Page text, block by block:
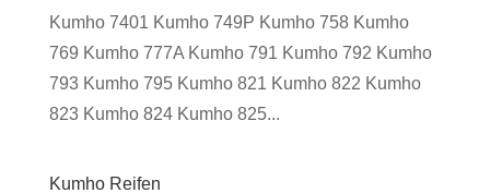
Kumho 7401 Kumho 749P Kumho 758 Kumho
769 Kumho 777A Kumho 791 Kumho 792 Kumho
793 Kumho 795 Kumho 821 Kumho 822 Kumho
823 Kumho 824 Kumho 825...
Kumho Reifen